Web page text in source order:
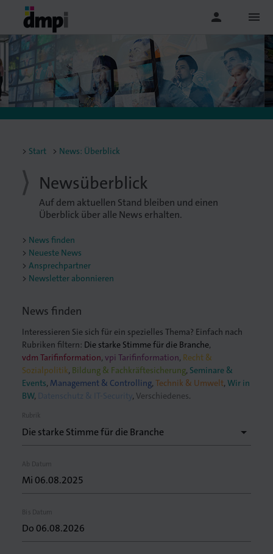
person menu
Start News: Überblick
Newsüberblick
Auf dem aktuellen Stand bleiben und einen
Überblick über alle News erhalten.
News finden
Neueste News
Ansprechpartner
Newsletter abonnieren
News finden
Interessieren Sie sich für ein spezielles Thema? Einfach nach
Rubriken filtern: Die starke Stimme für die Branche,
vdm Tarifinformation,vpi Tarifinformation, Recht &
Sozialpolitik, Bildung & Fachkräftesicherung, Seminare &
Events, Management & Controlling,Technik & Umwelt,Wir in
BW, Datenschutz & IT-Security, Verschiedenes.
Rubrik
Ab Datum
Bis Datum